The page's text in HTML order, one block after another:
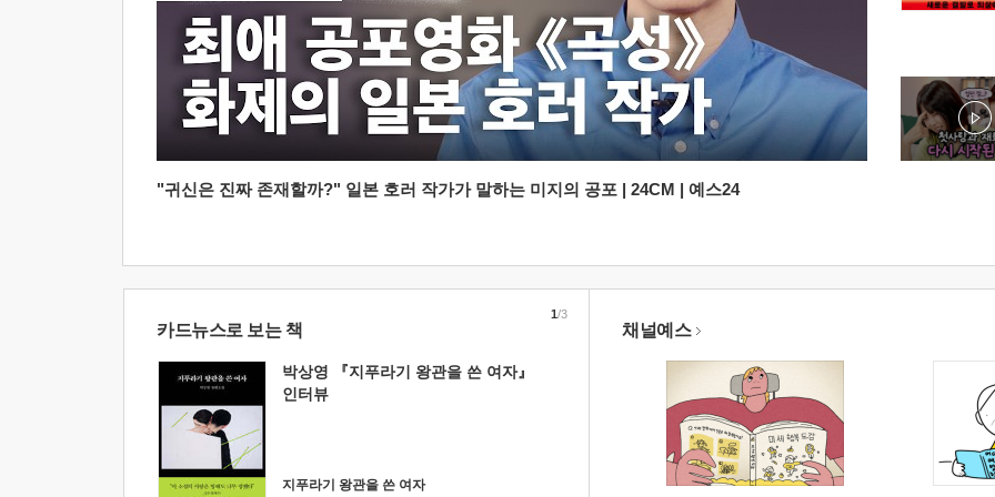
"귀신은 진짜 존재할까?" 일본 호러 작가가 말하는 미지의 공포 | 24CM | 예스24
카드뉴스로 보는 책
박상영 『지푸라기 왕관을 쓴 여자』
인터뷰
지푸라기 왕관을 쓴 여자
1/3
채널예스